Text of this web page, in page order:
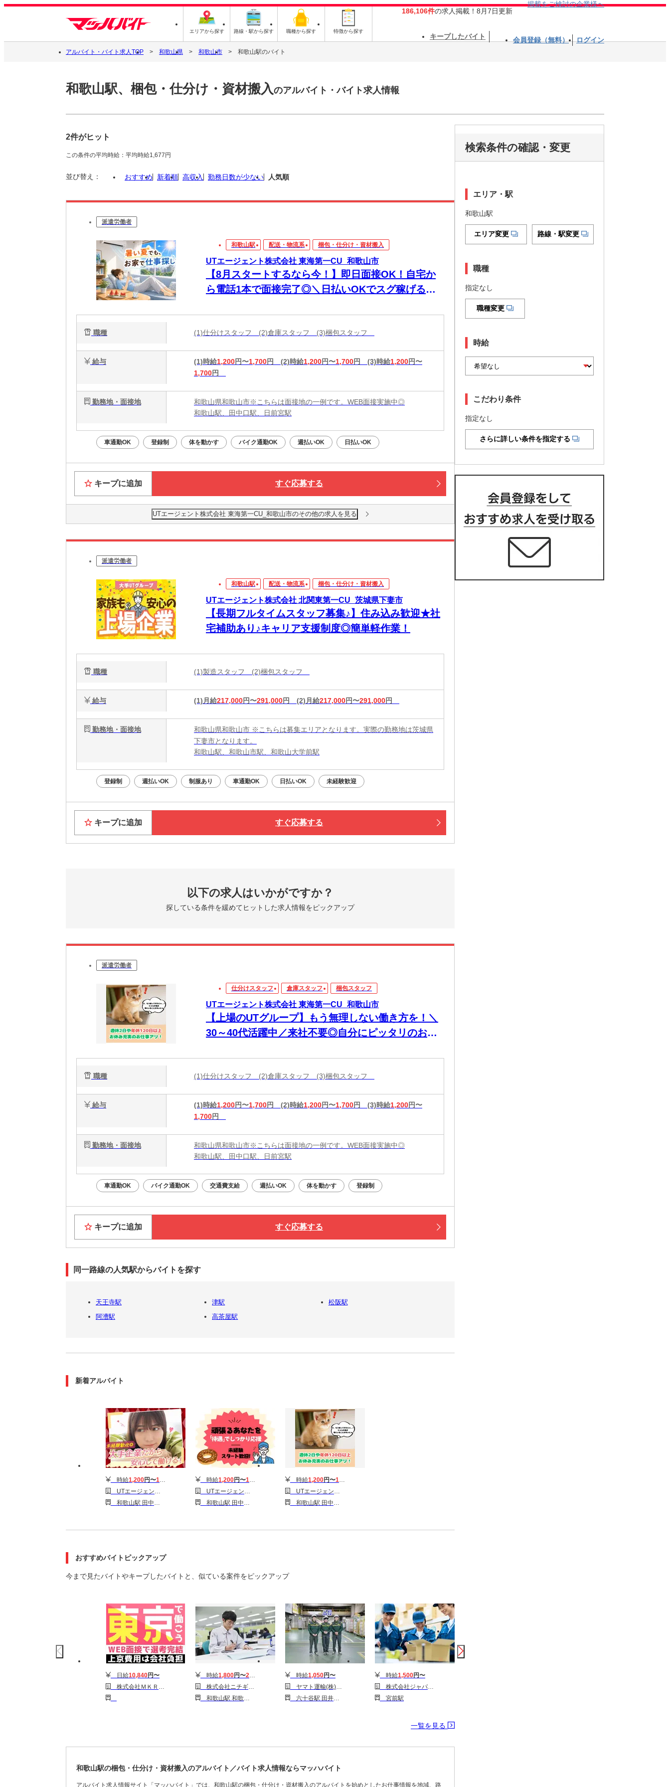
エリアから探す 路線・駅から探す 職種から探す 特徴から探す
186,106件の求人掲載！8月7日更新
掲載をご検討の企業様へ
キープしたバイト 会員登録（無料） ログイン
アルバイト・バイト求人TOP 和歌山県 和歌山市 和歌山駅のバイト
和歌山駅、梱包・仕分け・資材搬入のアルバイト・バイト求人情報
2件がヒット
この条件の平均時給：平均時給1,677円
並び替え： おすすめ 新着順 高収入 勤務日数が少ない 人気順
派遣労働者
和歌山駅 配送・物流系 梱包・仕分け・資材搬入
UTエージェント株式会社 東海第一CU_和歌山市
【8月スタートするなら今！】即日面接OK！自宅か
ら電話1本で面接完了◎＼日払いOKでスグ稼げる／
職種 (1)仕分けスタッフ (2)倉庫スタッフ (3)梱包スタッフ
給与 (1)時給1,200円〜1,700円 (2)時給1,200円〜1,700円 (3)時給1,200円〜
1,700円
勤務地・面接地
和歌山県和歌山市※こちらは面接地の一例です。WEB面接実施中◎
和歌山駅、田中口駅、日前宮駅
車通勤OK 登録制 体を動かす バイク通勤OK 週払いOK 日払いOK
キープに追加 すぐ応募する
UTエージェント株式会社 東海第一CU_和歌山市のその他の求人を見る
派遣労働者
和歌山駅 配送・物流系 梱包・仕分け・資材搬入
UTエージェント株式会社 北関東第一CU_茨城県下妻市
【長期フルタイムスタッフ募集♪】住み込み歓迎★社
宅補助あり♪キャリア支援制度◎簡単軽作業！
職種 (1)製造スタッフ (2)梱包スタッフ
給与 (1)月給217,000円〜291,000円 (2)月給217,000円〜291,000円
勤務地・面接地
和歌山県和歌山市 ※こちらは募集エリアとなります。実際の勤務地は茨城県
下妻市となります。
和歌山駅、和歌山市駅、和歌山大学前駅
登録制 週払いOK 制服あり 車通勤OK 日払いOK 未経験歓迎
キープに追加 すぐ応募する
以下の求人はいかがですか？
探している条件を緩めてヒットした求人情報をピックアップ
派遣労働者
仕分けスタッフ 倉庫スタッフ 梱包スタッフ
UTエージェント株式会社 東海第一CU_和歌山市
【上場のUTグループ】もう無理しない働き方を！＼
30～40代活躍中／来社不要◎自分にピッタリのお仕
職種 (1)仕分けスタッフ (2)倉庫スタッフ (3)梱包スタッフ
給与 (1)時給1,200円〜1,700円 (2)時給1,200円〜1,700円 (3)時給1,200円〜
1,700円
勤務地・面接地
和歌山県和歌山市※こちらは面接地の一例です。WEB面接実施中◎
和歌山駅、田中口駅、日前宮駅
車通勤OK バイク通勤OK 交通費支給 週払いOK 体を動かす 登録制
キープに追加 すぐ応募する
同一路線の人気駅からバイトを探す
天王寺駅 津駅
松阪駅
阿漕駅
高茶屋駅
新着アルバイト
時給1,200円〜1,700
UTエージェント株式会社 東海第一CU_和歌山市
和歌山駅 田中口駅 日前宮駅
時給1,200円〜1,700
UTエージェント株式会社 東海第一CU_和歌山市
和歌山駅 田中口駅 日前宮駅
時給1,200円〜1,700
UTエージェント株式会社 東海第一CU_和歌山市
和歌山駅 田中口駅 日前宮駅
おすすめバイトピックアップ
今まで見たバイトやキープしたバイトと、似ている案件をピックアップ
日給10,840円〜
株式会社ＭＫＲ(105)
時給1,800円〜2,250
株式会社ニチギワールド ／【勤務先】研修中1か月：神戸市兵庫区⇒研修後：青森県六ケ所村★大手メーカーで稼げる★月収72万円超！日払いOK！20～30代男性活躍中！！72
和歌山駅 和歌山市駅 紀三井寺駅
時給1,050円〜
ヤマト運輸(株)和歌山ベース_仕分け作業（ベース）[仕](広告No.Y00000613503)
六十谷駅 田井ノ瀬駅 紀伊駅
時給1,500円〜
株式会社ジャパン・リリーフ 大阪支店/oslwmhR-17987
宮前駅
一覧を見る
和歌山駅の梱包・仕分け・資材搬入のアルバイト／バイト求人情報ならマッハバイト
アルバイト求人情報サイト「マッハバイト」では、和歌山駅の梱包・仕分け・資材搬入のアルバイトを始めとしたお仕事情報を地域、路
検索条件の確認・変更
エリア・駅
和歌山駅
エリア変更 路線・駅変更
職種
指定なし
職種変更
時給
こだわり条件
指定なし
さらに詳しい条件を指定する